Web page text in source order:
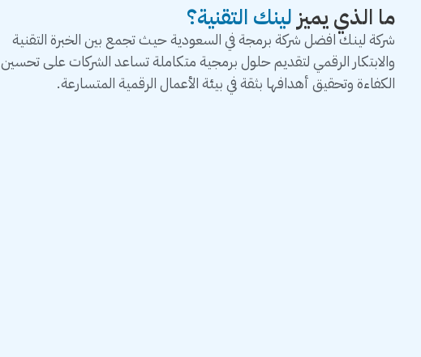
ما الذي يميز لينك التقنية؟
شركة لينك افضل شركة برمجة في السعودية حيث تجمع بين الخبرة التقنية
والابتكار الرقمي لتقديم حلول برمجية متكاملة تساعد الشركات على تحسين
الكفاءة وتحقيق أهدافها بثقة في بيئة الأعمال الرقمية المتسارعة.